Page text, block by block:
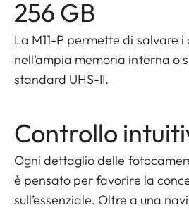
256 GB
La M11-P permette di salvare i
nell’ampia memoria interna o
standard UHS-II.
Controllo
Ogni dettaglio delle
è pensato per favorire la
sull’essenziale. Oltre a una